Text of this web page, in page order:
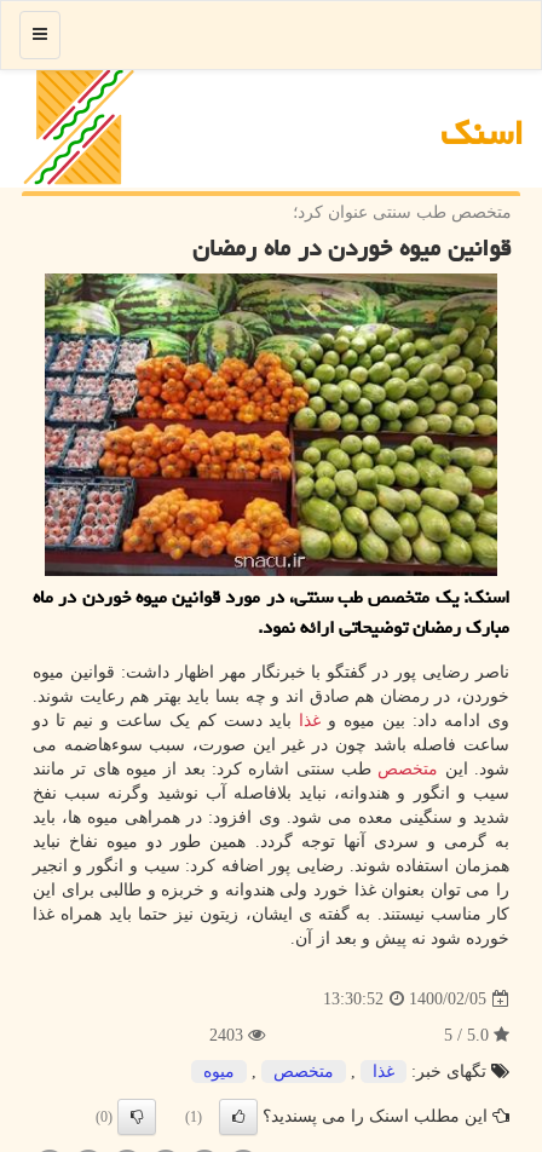
اسنك
منو
متخصص طب سنتی عنوان كرد؛
قوانین میوه خوردن در ماه رمضان
اسنک: یک متخصص طب سنتی، در مورد قوانین میوه خوردن در ماه
مبارک رمضان توضیحاتی ارائه نمود.
ناصر رضایی پور در گفتگو با خبرنگار مهر اظهار داشت: قوانین میوه
خوردن، در رمضان هم صادق اند و چه بسا باید بهتر هم رعایت شوند.
وی ادامه داد: بین میوه و غذا باید دست کم یک ساعت و نیم تا دو
ساعت فاصله باشد چون در غیر این صورت، سبب سوءهاضمه می
شود. این متخصص طب سنتی اشاره کرد: بعد از میوه های تر مانند
سیب و انگور و هندوانه، نباید بلافاصله آب نوشید وگرنه سبب نفخ
شدید و سنگینی معده می شود. وی افزود: در همراهی میوه ها، باید
به گرمی و سردی آنها توجه گردد. همین طور دو میوه نفاخ نباید
همزمان استفاده شوند. رضایی پور اضافه کرد: سیب و انگور و انجیر
را می توان بعنوان غذا خورد ولی هندوانه و خربزه و طالبی برای این
کار مناسب نیستند. به گفته ی ایشان، زیتون نیز حتما باید همراه غذا
خورده شود نه پیش و بعد از آن.
1400/02/05
13:30:52
تگهای خبر:
غذا , متخصص , میوه
این مطلب اسنک را می پسندید؟ (1)
(0)